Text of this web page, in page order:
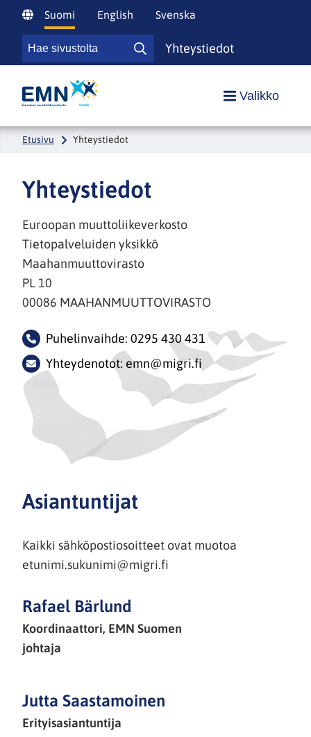
Siirry
sisältöön
Suomi English Svenska
Hae
sivustolta
Hae
sivustolta
Yhteystiedot
Etusivulle
Valikko
Etusivu Yhteystiedot
Yhteystiedot
Euroopan muuttoliikeverkosto
Tietopalveluiden yksikkö
Maahanmuuttovirasto
PL 10
00086 MAAHANMUUTTOVIRASTO
Puhelinvaihde: 0295 430 431
Yhteydenotot: emn@migri.fi
Asiantuntijat
Kaikki sähköpostiosoitteet ovat muotoa
etunimi.sukunimi@migri.fi
Rafael Bärlund
Koordinaattori, EMN Suomen
johtaja
Jutta Saastamoinen
Erityisasiantuntija